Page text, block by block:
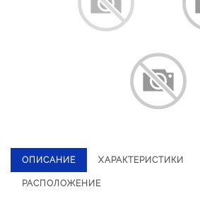
ОПИСАНИЕ ХАРАКТЕРИСТИКИ
РАСПОЛОЖЕНИЕ